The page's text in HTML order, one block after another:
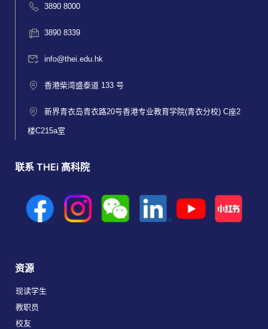
3890 8000
3890 8339
info@thei.edu.hk
香港柴湾盛泰道 133 号
新界青衣岛青衣路20号香港专业教育学院(青衣分校) C座2
楼C215a室
联系 THEi 高科院
资源
现读学生
教职员
校友